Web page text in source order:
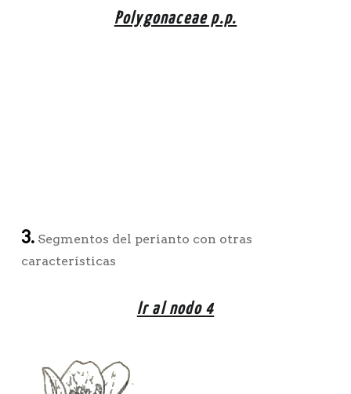
Polygonaceae p.p.
3.Segmentos del perianto con otras
características
Ir al nodo 4